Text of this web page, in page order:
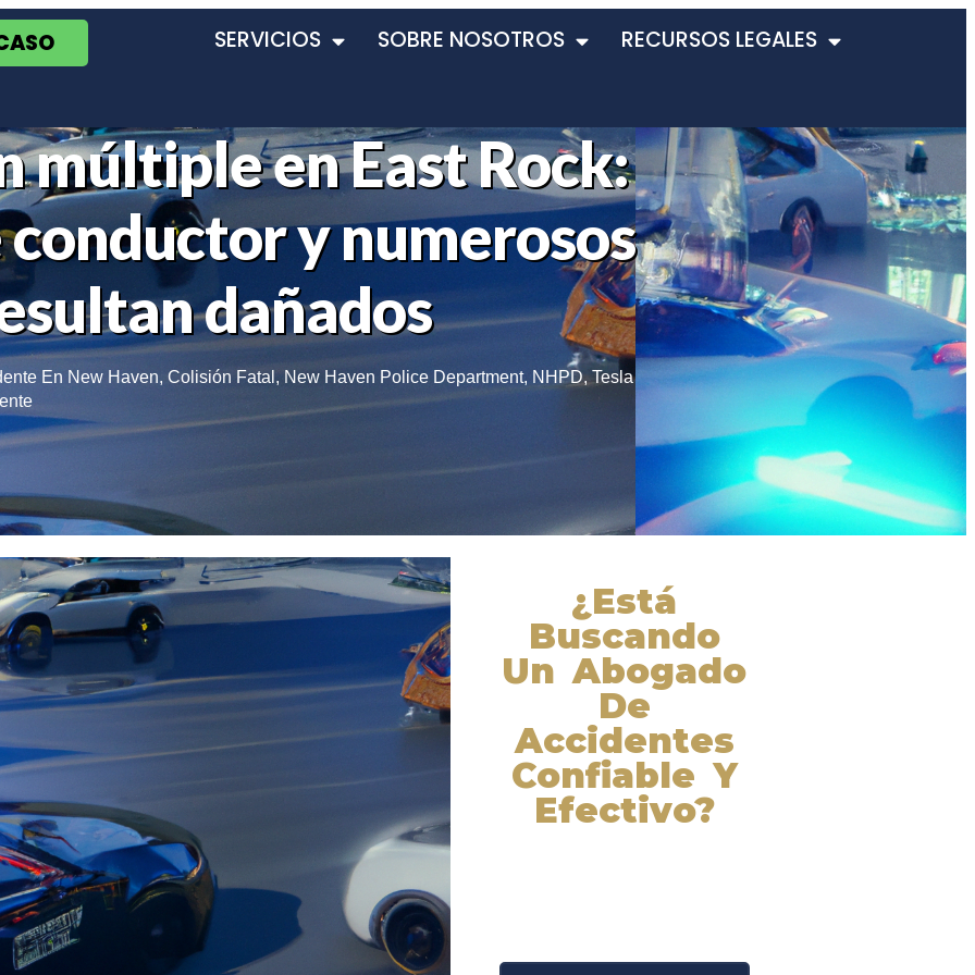
SERVICIOS SOBRE NOSOTROS RECURSOS LEGALES
múltiple en East Rock:
y numerosos
dañados
En New Haven, Colisión Fatal , New Haven Police Department, NHPD,Tesla
¿Está
Buscando
Un Abogado
De
Accidentes
Confiable Y
Efectivo?